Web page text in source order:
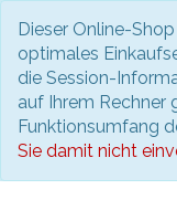
Dieser Online-
optimales
die Session-
auf Ihrem Rechner
Funktionsumfang
Sie damit nicht